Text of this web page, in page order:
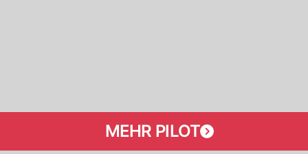
MEHR PILOT